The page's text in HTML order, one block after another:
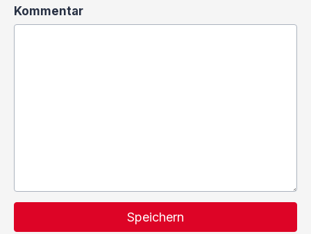
Kommentar
Speichern